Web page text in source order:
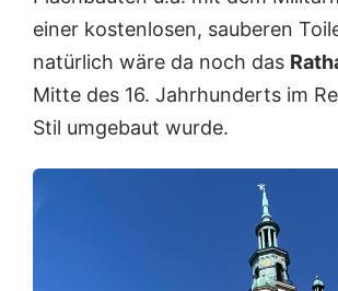
einer kostenlosen, sauberen
natürlich wäre da noch das
Mitte des 16. Jahrhunderts im
Stil umgebaut wurde.